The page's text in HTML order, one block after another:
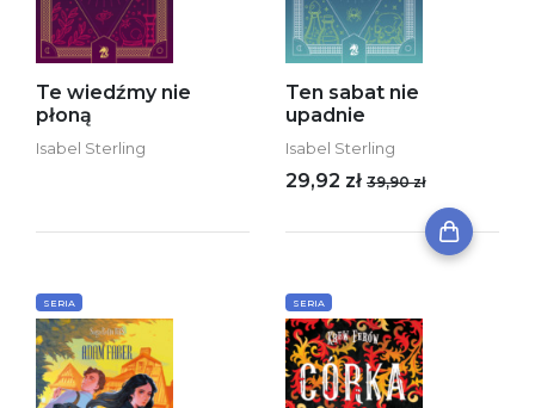
Te wiedźmy nie
płoną
Isabel Sterling
Ten sabat nie
upadnie
Isabel Sterling
29,92 zł 39,90 zł
SERIA SERIA